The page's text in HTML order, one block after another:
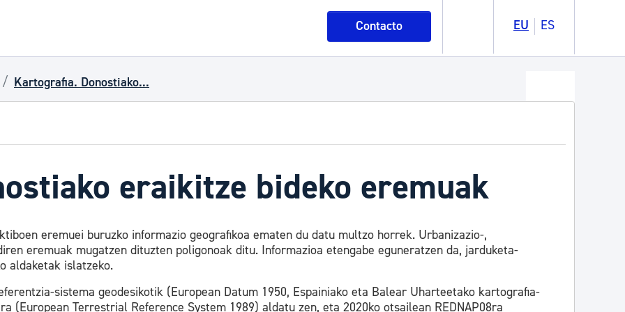
Contacto
EU ES
Kartografia. Donostiako...
eraikitze bideko eremuak
eremuei buruzko informazio geografikoa ematen du datu multzo horrek. Urbanizazio-,
eremuak mugatzen dituzten poligonoak ditu. Informazioa etengabe eguneratzen da, jarduketa-
aldaketak islatzeko.
sistema geodesikotik (European Datum 1950, Espainiako eta Balear Uharteetako kartografia-
(European Terrestrial Reference System 1989) aldatu zen, eta 2020ko otsailean REDNAP08ra